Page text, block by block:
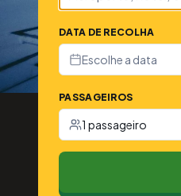
DATA DE RECOLHA
Escolhe a data
PASSAGEIROS
1 passageiro